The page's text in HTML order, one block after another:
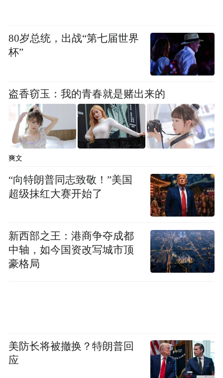
上海易居房地产研究院副院长严跃进表示，
目前多地银行上调按揭房贷利率，应理解为
“房贷利率基本见底”，不能理解为房贷利率
政策收紧。
“这一波利率上调，源于公积金贷款利率和商
贷利率之间出现了倒挂，这和前段时间LPR
下调有关系，不能理解为政策收紧。商贷利
维持在这个水平。”严跃进说。
近段时间，国内稳楼市政策措施持续加码，
从热点城市销售等指标看，房地产市场出现
企稳复苏迹象。
80岁总统，出战“第七届世界
杯”
盗香窃玉：我的青春就是赌出来的
爽文
“向特朗普同志致敬！”美国
超级抹红大赛开始了
新西部之王：港商争夺成都
中轴，如今国资改写城市顶
豪格局
美防长将被撤换？特朗普回
应